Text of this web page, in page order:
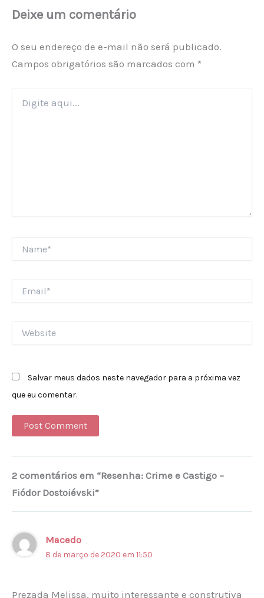
Deixe um comentário
O seu endereço de e-mail não será publicado.
Campos obrigatórios são marcados com *
aqui...
Salvar meus dados neste navegador para a próxima vez
que eu comentar.
2 comentários em “Resenha: Crime e Castigo –
Fiódor Dostoiévski”
Macedo
8 de março de 2020 em 11:50
Prezada Melissa, muito interessante e construtiva